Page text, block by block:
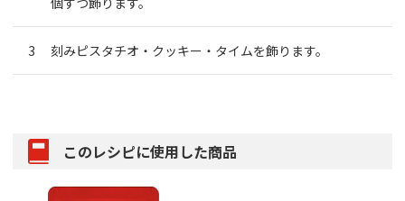
刻みピスタチオ・クッキー・タイムを飾ります。
このレシピに使用した商品